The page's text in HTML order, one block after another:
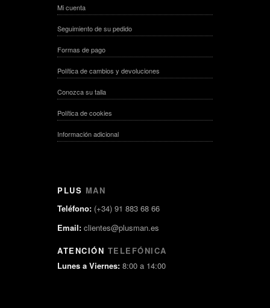
Mi cuenta
Seguimiento de su pedido
Formas de pago
Política de cambios y devoluciones
Conozca su talla
Política de cookies
Información adicional
PLUS MAN
Teléfono: (+34) 91 883 68 66
Email: clientes@plusman.es
ATENCIÓN TELEFÓNICA
Lunes a Viernes: 8:00 a 14:00